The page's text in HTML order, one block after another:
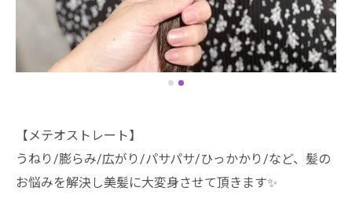
【メテオストレート】
うねり/膨らみ/広がり/パサパサ/ひっかかり/など、髪の
お悩みを解決し美髪に大変身させて頂きます✨